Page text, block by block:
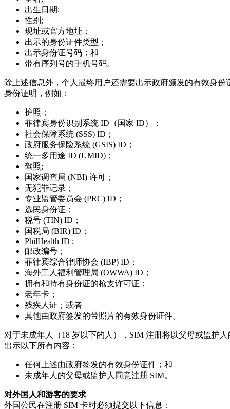
出生日期;
性别;
现址或官方地址；
出示的身份证件类型；
出示身份证号码；和
带有序列号的手机号码。
除上述信息外，个人最终用户还需要出示政府颁发的有效身份
身份证明，例如：
护照；
菲律宾身份识别系统 ID（国家 ID）；
社会保障系统 (SSS) ID；
政府服务保险系统 (GSIS) ID；
统一多用途 ID (UMID)；
驾照;
国家调查局 (NBI) 许可；
无犯罪记录；
专业监管委员会 (PRC) ID；
选民身份证；
税号 (TIN) ID；
国税局 (BIR) ID；
PhilHealth ID ;
邮政编号；
菲律宾综合律师协会 (IBP) ID；
海外工人福利管理局 (OWWA) ID；
拥有和持有身份证的枪支许可证；
老年卡；
残疾人证；或者
其他由政府签发的带照片的有效身份证件。
对于未成年人（18 岁以下的人），SIM 注册将以父母或监护
出示以下所有内容：
任何上述由政府签发的有效身份证件；和
未成年人的父母或监护人同意注册 SIM。
对外国人和游客的要求
外国公民在注册 SIM 卡时必须提交以下信息：